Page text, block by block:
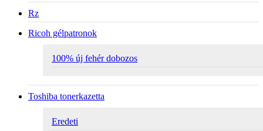
Rz
Ricoh gélpatronok
100% új fehér dobozos
Toshiba tonerkazetta
Eredeti